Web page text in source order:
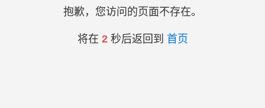
抱歉，您访问的页面不存在。
将在 2秒后返回到 首页